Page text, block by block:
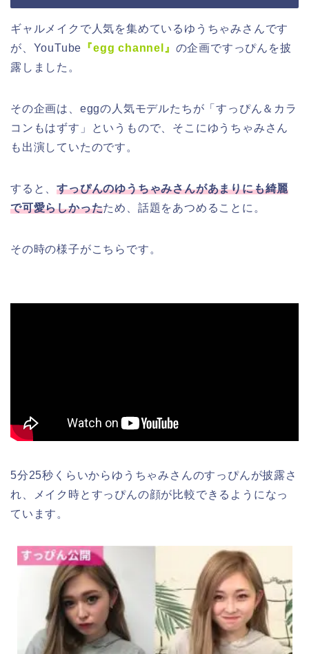
ギャルメイクで人気を集めているゆうちゃみさんです
が、YouTube 『egg channel』 の企画ですっぴんを披
露しました。
その企画は、eggの人気モデルたちが「すっぴん＆カラ
コンもはずす」というもので、そこにゆうちゃみさん
も出演していたのです。
すると、すっぴんのゆうちゃみさんがあまりにも綺麗
で可愛らしかったため、話題をあつめることに。
その時の様子がこちらです。
5分25秒くらいからゆうちゃみさんのすっぴんが披露さ
れ、メイク時とすっぴんの顔が比較できるようになっ
ています。